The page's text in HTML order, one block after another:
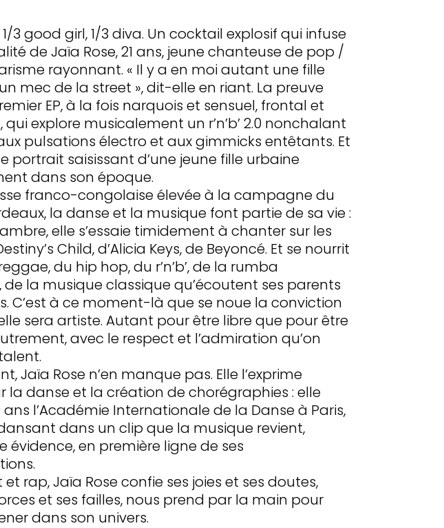
3 good girl, 1/3 diva. Un cocktail explosif qui infuse
de Jaïa Rose, 21 ans, jeune chanteuse de pop /
rayonnant. « Il y a en moi autant une fille
mec de la street », dit-elle en riant. La preuve
EP, à la fois narquois et sensuel, frontal et
explore musicalement un r’n’b’ 2.0 nonchalant
pulsations électro et aux gimmicks entêtants. Et
portrait saisissant d’une jeune fille urbaine
dans son époque.
franco-congolaise élevée à la campagne du
la danse et la musique font partie de sa vie :
elle s’essaie timidement à chanter sur les
Child, d’Alicia Keys, de Beyoncé. Et se nourrit
du hip hop, du r’n’b’, de la rumba
de la musique classique qu’écoutent ses parents
C’est à ce moment-là que se noue la conviction
sera artiste. Autant pour être libre que pour être
avec le respect et l’admiration qu’on
Jaïa Rose n’en manque pas. Elle l’exprime
la danse et la création de chorégraphies : elle
ans l’Académie Internationale de la Danse à Paris,
dans un clip que la musique revient,
évidence, en première ligne de ses
rap, Jaïa Rose confie ses joies et ses doutes,
et ses failles, nous prend par la main pour
dans son univers.